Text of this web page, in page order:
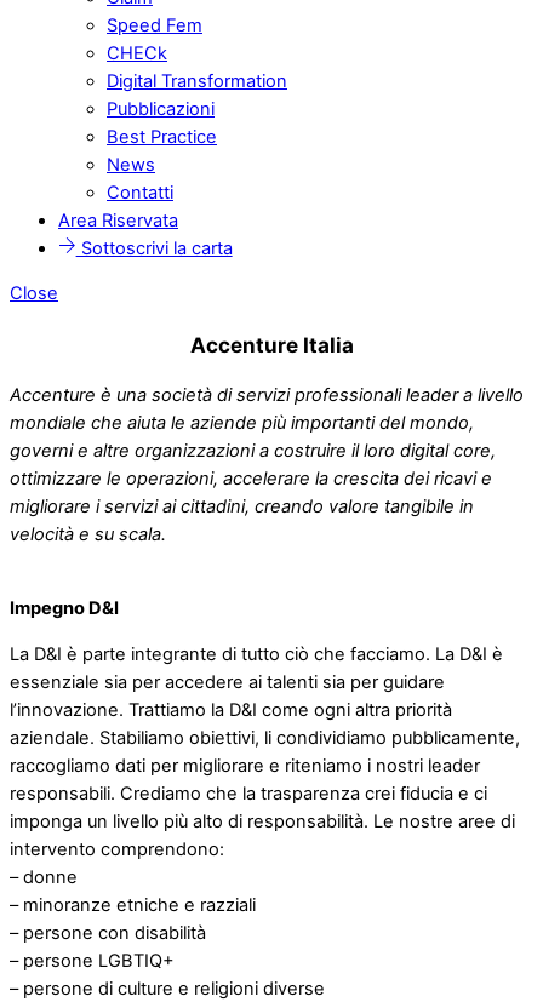
Speed Fem
CHECk
Digital Transformation
Pubblicazioni
Best Practice
News
Contatti
Area Riservata
Sottoscrivi la carta
Close
Accenture Italia
Accenture è una società di servizi professionali leader a livello
mondiale che aiuta le aziende più importanti del mondo,
governi e altre organizzazioni a costruire il loro digital core,
ottimizzare le operazioni, accelerare la crescita dei ricavi e
migliorare i servizi ai cittadini, creando valore tangibile in
velocità e su scala.
Impegno D&I
La D&I è parte integrante di tutto ciò che facciamo. La D&I è
essenziale sia per accedere ai talenti sia per guidare
l’innovazione. Trattiamo la D&I come ogni altra priorità
aziendale. Stabiliamo obiettivi, li condividiamo pubblicamente,
raccogliamo dati per migliorare e riteniamo i nostri leader
responsabili. Crediamo che la trasparenza crei fiducia e ci
imponga un livello più alto di responsabilità. Le nostre aree di
intervento comprendono:
– donne
– minoranze etniche e razziali
– persone con disabilità
– persone LGBTIQ+
– persone di culture e religioni diverse